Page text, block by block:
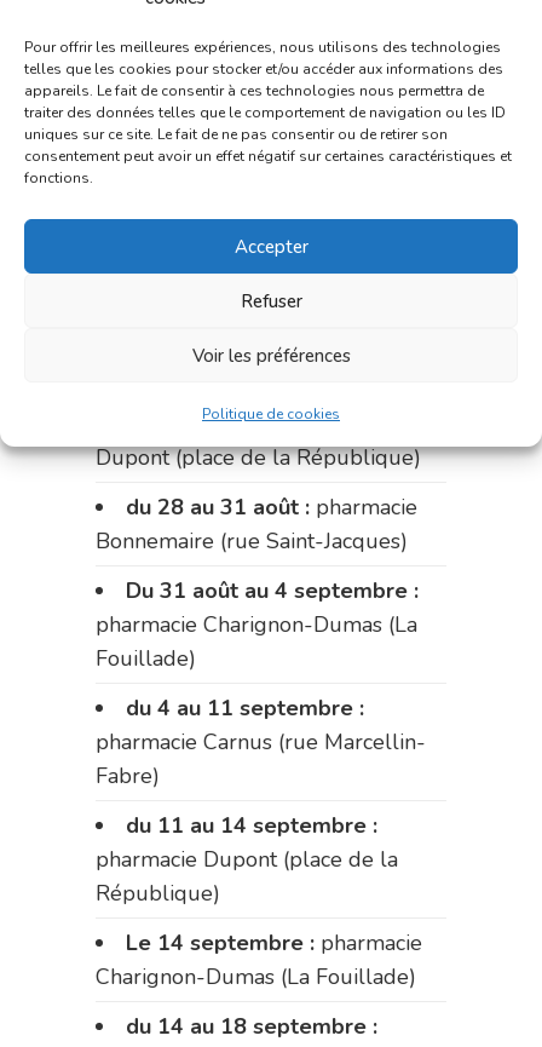
Pour offrir les meilleures expériences, nous utilisons des technologies
telles que les cookies pour stocker et/ou accéder aux informations des
appareils. Le fait de consentir à ces technologies nous permettra de
traiter des données telles que le comportement de navigation ou les ID
uniques sur ce site. Le fait de ne pas consentir ou de retirer son
consentement peut avoir un effet négatif sur certaines caractéristiques et
fonctions.
Accepter
Refuser
Voir les préférences
Politique de cookies
du 7 au 14 août :pharmacie
Bonnemaire (rue Saint-Jacques)
du 15 au 17 août :pharmacie
du marché (2 allées Aristide
Le 17 août :pharmacie
Charignon-Dumas (La Fouillade)
du 17 au 21 août :
Palobart (Laguépie)
du 21 au 28 août :pharmacie
Dupont (place de la République)
du 28 au 31 août : pharmacie
Bonnemaire (rue Saint-Jacques)
Du 31 août au 4 septembre :
pharmacie Charignon-Dumas (La
Fouillade)
du 4 au 11 septembre :
pharmacie Carnus (rue Marcellin-
Fabre)
du 11 au 14 septembre :
pharmacie Dupont (place de la
République)
Le 14 septembre : pharmacie
Charignon-Dumas (La Fouillade)
du 14 au 18 septembre :